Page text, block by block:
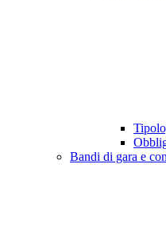
Bandi di gara e